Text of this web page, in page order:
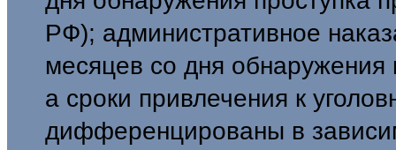
РФ); административное
месяцев со дня
а сроки привлечения к
дифференцированы в